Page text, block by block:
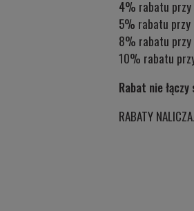
4% rabatu przy
5% rabatu przy
8% rabatu przy
10% rabatu
Rabat nie
RABATY